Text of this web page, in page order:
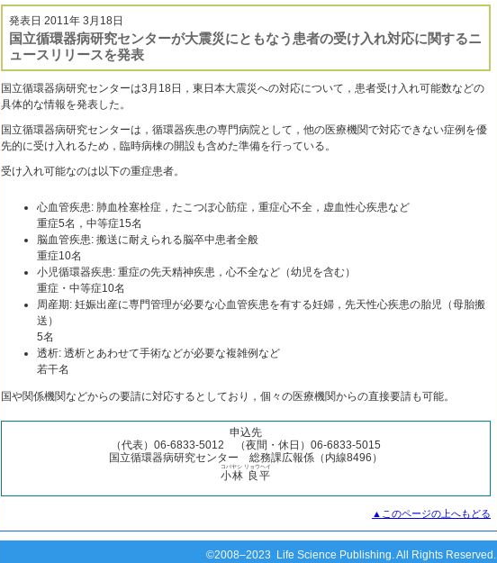
発表日 2011年 3月18日
国立循環器病研究センターが大震災にともなう患者の受け入れ対応に関するニ
ュースリリースを発表
国立循環器病研究センターは3月18日，東日本大震災への対応について，患者受け入れ可能数などの
具体的な情報を発表した。
国立循環器病研究センターは，循環器疾患の専門病院として，他の医療機関で対応できない症例を優
先的に受け入れるため，臨時病棟の開設も含めた準備を行っている。
受け入れ可能なのは以下の重症患者。
心血管疾患: 肺血栓塞栓症，たこつぼ心筋症，重症心不全，虚血性心疾患など
重症5名，中等症15名
脳血管疾患: 搬送に耐えられる脳卒中患者全般
重症10名
小児循環器疾患: 重症の先天精神疾患，心不全など（幼児を含む）
重症・中等症10名
周産期: 妊娠出産に専門管理が必要な心血管疾患を有する妊婦，先天性心疾患の胎児（母胎搬
送）
5名
透析: 透析とあわせて手術などが必要な複雑例など
若干名
国や関係機関などからの要請に対応するとしており，個々の医療機関からの直接要請も可能。
申込先
（代表）06-6833-5012 （夜間・休日）06-6833-5015
国立循環器病研究センター 総務課広報係（内線8496）
小林 良平
コバヤシ リョウヘイ
▲このページの上へもどる
©2008–2023 Life Science Publishing. All Rights Reserved.